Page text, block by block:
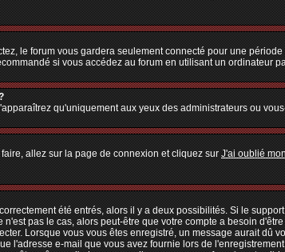
le forum vous gardera seulement connecté pour une
si vous accédez au forum en utilisant un ordinateur
qu'uniquement aux yeux des administrateurs ou
allez sur la page de connexion et cliquez surJ'ai oublié
été entrés, alors il y a deux possibilités. Si le
pas le cas, alors peut-être que votre compte a besoin
Lorsque vous vous êtes enregistré, un message aurait dû
l'adresse e-mail que vous avez fournie lors de